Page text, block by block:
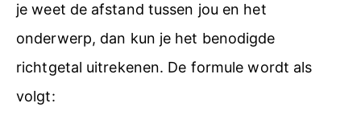
je weet de afstand tussen jou en het
onderwerp, dan kun je het benodigde
richtgetal uitrekenen. De formule wordt als
volgt: